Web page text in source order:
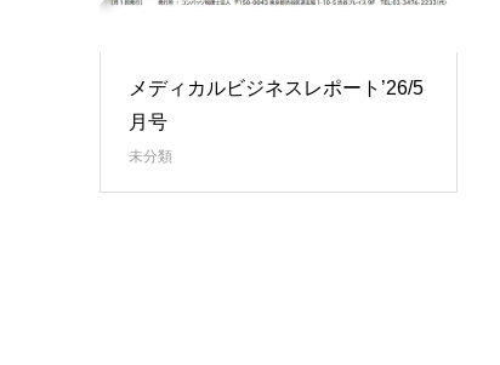
メディカルビジネスレポート’26/5
月号
未分類